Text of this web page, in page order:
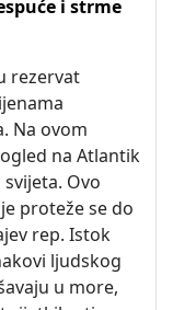
i strme
rezervat
Na ovom
na Atlantik
Ovo
proteže se do
rep. Istok
ljudskog
u more,